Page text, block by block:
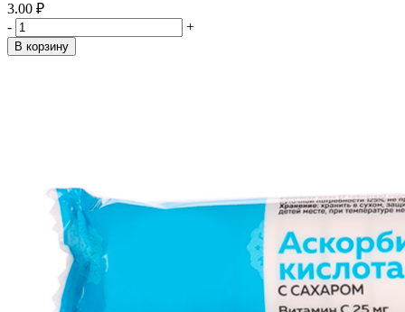
3.00 ₽
-
+
В корзину